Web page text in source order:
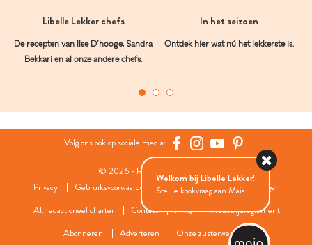
Libelle Lekker chefs
De recepten van Ilse D’hooge, Sandra
Bekkari en al onze andere chefs.
In het seizoen
Ontdek hier wat nú het lekkerste is.
Volg ons ook op sociale media:
© 2026 - Roularta Media Group
Privacy
Gebruiksvoorwaarden Cookies
Cookies instellingen
AI: redactioneel charter
Contact FAQ
Wedstrijdreglement
Abonneren
Adverteren Onze zusterwebsites
Welkom bij Libelle Lekker!
Stel je kookvraag aan Maia...